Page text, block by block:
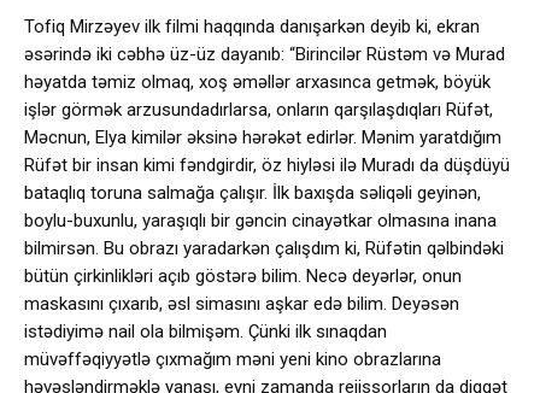
Tofiq Mirzəyev ilk filmi haqqında danışarkən deyib ki, ekran
əsərində iki cəbhə üz-üz dayanıb: “Birincilər Rüstəm və Murad
həyatda təmiz olmaq, xoş əməllər arxasınca getmək, böyük
işlər görmək arzusundadırlarsa, onların qarşılaşdıqları Rüfət,
Məcnun, Elya kimilər əksinə hərəkət edirlər. Mənim yaratdığım
Rüfət bir insan kimi fəndgirdir, öz hiyləsi ilə Muradı da düşdüyü
bataqlıq toruna salmağa çalışır. İlk baxışda səliqəli geyinən,
boylu-buxunlu, yaraşıqlı bir gəncin cinayətkar olmasına inana
bilmirsən. Bu obrazı yaradarkən çalışdım ki, Rüfətin qəlbindəki
bütün çirkinlikləri açıb göstərə bilim. Necə deyərlər, onun
maskasını çıxarıb, əsl simasını aşkar edə bilim. Deyəsən
istədiyimə nail ola bilmişəm. Çünki ilk sınaqdan
müvəffəqiyyətlə çıxmağım məni yeni kino obrazlarına
həvəsləndirməklə yanaşı, eyni zamanda rejissorların da diqqət